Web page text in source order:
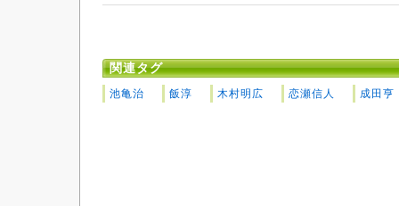
関連タグ
池亀治 飯淳 木村明広 恋瀬信人 成田亨